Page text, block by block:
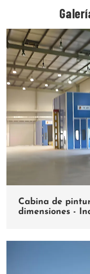
Cabina de
dimensiones -